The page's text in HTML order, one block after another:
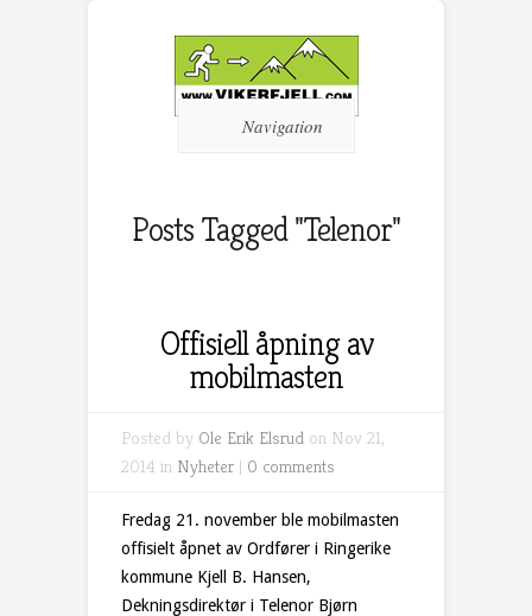
Navigation
Posts Tagged "Telenor"
Offisiell åpning av
mobilmasten
Posted by Ole Erik Elsrud on Nov 21,
2014 in Nyheter | 0 comments
Fredag 21. november ble mobilmasten
offisielt åpnet av Ordfører i Ringerike
kommune Kjell B. Hansen,
Dekningsdirektør i Telenor Bjørn